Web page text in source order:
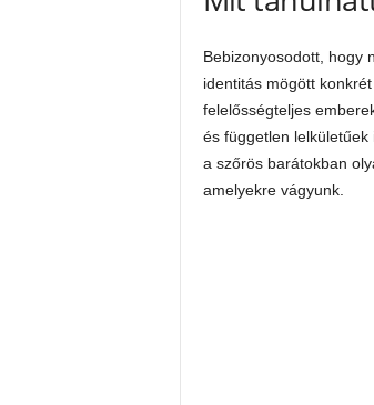
Bebizonyosodott, hogy
identitás mögött
felelősségteljes
és független
a szőrös barátokban
amelyekre vágyunk.